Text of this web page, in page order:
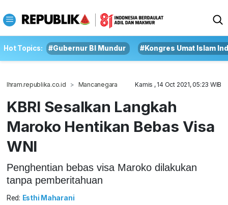
Hot Topics: #Gubernur BI Mundur #Kongres Umat Islam
Ihram.republika.co.id Mancanegara Kamis , 14 Oct 2021, 05:23 WIB
KBRI Sesalkan Langkah
Maroko Hentikan Bebas Visa
WNI
Penghentian bebas visa Maroko dilakukan
tanpa pemberitahuan
Red: Esthi Maharani